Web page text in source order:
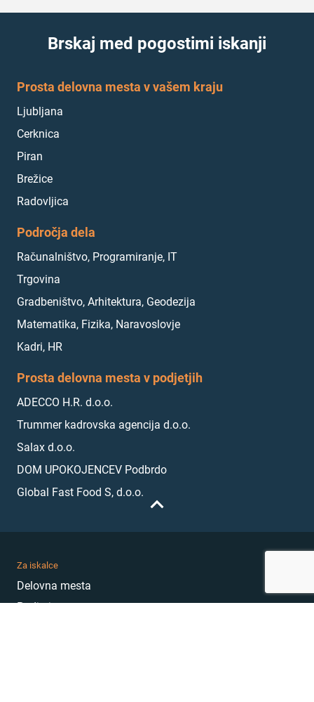
Brskaj med pogostimi iskanji
Prosta delovna mesta v vašem kraju
Ljubljana
Cerknica
Piran
Brežice
Radovljica
Področja dela
Računalništvo, Programiranje, IT
Trgovina
Gradbeništvo, Arhitektura, Geodezija
Matematika, Fizika, Naravoslovje
Kadri, HR
Prosta delovna mesta v podjetjih
ADECCO H.R. d.o.o.
Trummer kadrovska agencija d.o.o.
Salax d.o.o.
DOM UPOKOJENCEV Podbrdo
Global Fast Food S, d.o.o.
Za iskalce
Delovna mesta
Podjetja